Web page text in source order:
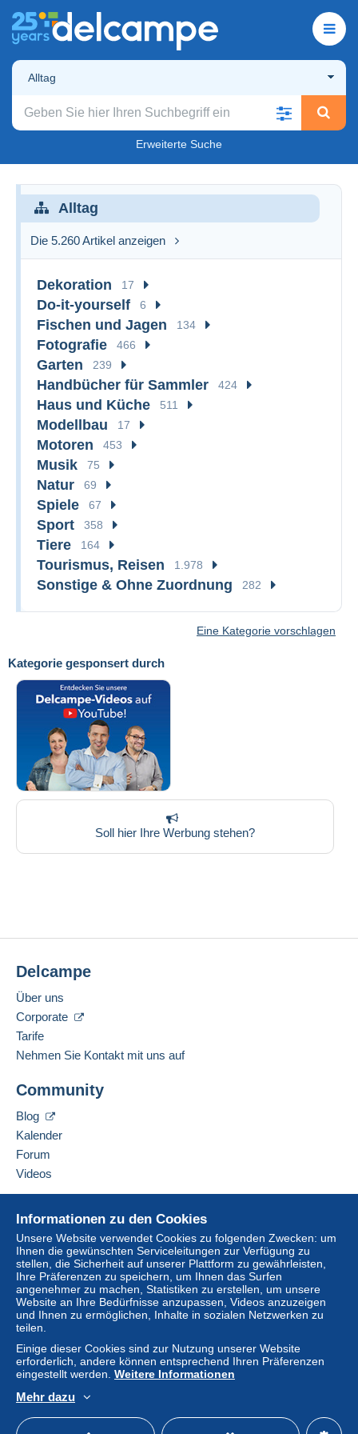
Alltag
Erweiterte Suche
Kategorie gesponsert durch
Soll hier Ihre Werbung stehen?
Alltag
Die 5.260 Artikel anzeigen
Dekoration 17
Do-it-yourself 6
Fischen und Jagen 134
Fotografie 466
Garten 239
Handbücher für Sammler 424
Haus und Küche 511
Modellbau 17
Motoren 453
Musik 75
Natur 69
Spiele 67
Sport 358
Tiere 164
Tourismus, Reisen 1.978
Sonstige & Ohne Zuordnung 282
Eine Kategorie vorschlagen
Informationen zu den Cookies
Unsere Website verwendet Cookies zu folgenden Zwecken: um
Ihnen die gewünschten Serviceleitungen zur Verfügung zu
stellen, die Sicherheit auf unserer Plattform zu gewährleisten,
Ihre Präferenzen zu speichern, um Ihnen das Surfen
angenehmer zu machen, Statistiken zu erstellen, um unsere
Website an Ihre Bedürfnisse anzupassen, Videos anzuzeigen
und Ihnen zu ermöglichen, Inhalte in sozialen Netzwerken zu
teilen.
Einige dieser Cookies sind zur Nutzung unserer Website
erforderlich, andere können entsprechend Ihren Präferenzen
eingestellt werden. Weitere Informationen
Mehr dazu
Delcampe
Über uns
Corporate
Tarife
Nehmen Sie Kontakt mit uns auf
Community
Blog
Kalender
Forum
Videos
Online-Hilfe
Auf Delcampe kaufen
Auf Delcampe verkaufen
Eine sichere Website